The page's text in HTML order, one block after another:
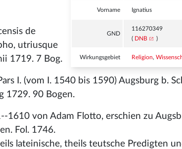
Vorname Ignatius
GND
116270349
( DNB )
Wirkungsgebiet Religion,
de
utriusque
1719. 7 Bog.
I. (vom I. 1540 bis 1590) Augsburg b.
1729. 90 Bogen.
1610 von Adam Flotto, erschien zu
Fol. 1746.
lateinische, theils teutsche Predigten